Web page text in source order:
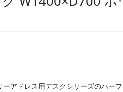
ーアドレス用デスクシリーズのハー